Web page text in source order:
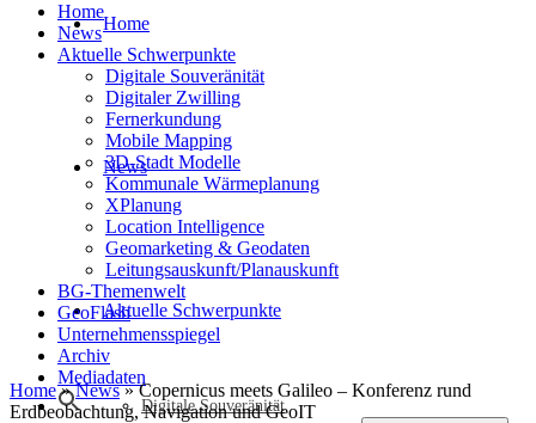
Home
News
Aktuelle Schwerpunkte
Digitale Souveränität
Home
News
Aktuelle Schwerpunkte
Digitale Souveränität
Digitaler Zwilling
Fernerkundung
Mobile Mapping
3D-Stadt Modelle
Kommunale Wärmeplanung
XPlanung
Location Intelligence
Geomarketing & Geodaten
Leitungsauskunft/Planauskunft
BG-Themenwelt
GeoFlash
Unternehmensspiegel
Archiv
Mediadaten
Home»News»Copernicus meets Galileo – Konferenz rund
Erdbeobachtung, Navigation und GeoIT